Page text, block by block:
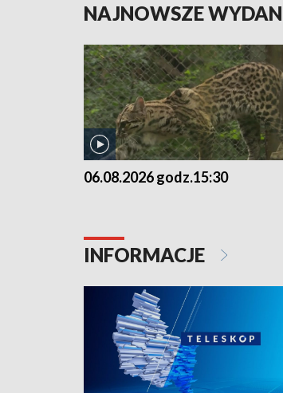
NAJNOWSZE
06.08.2026 godz.15:30
INFORMACJE